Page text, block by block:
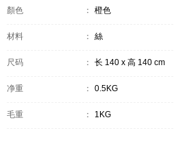
顏色 ： 橙色
材料 ： 絲
尺码 ： 长 140 x 高 140 cm
净重 ： 0.5KG
毛重 ： 1KG